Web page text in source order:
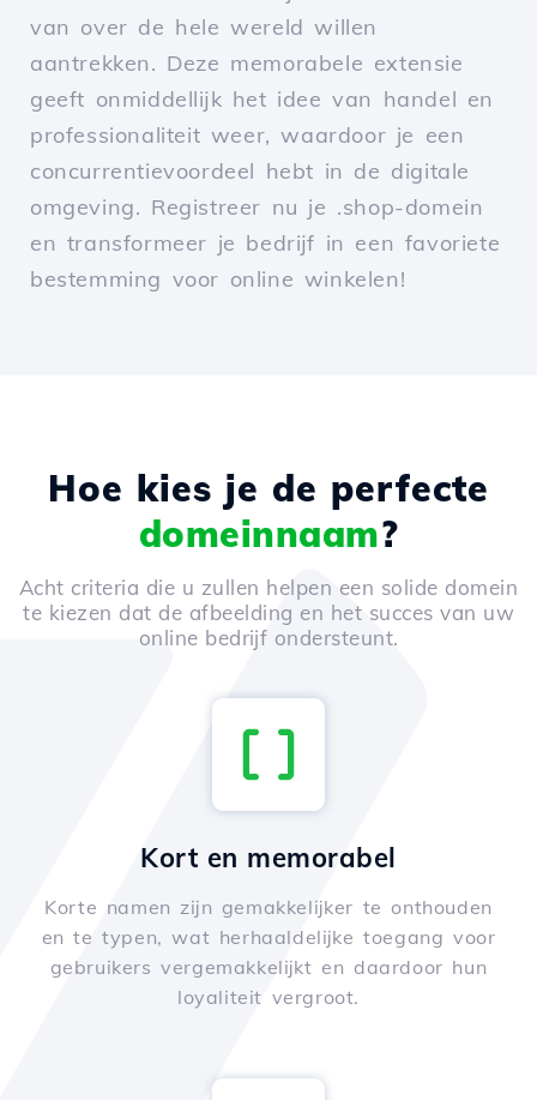
van over de hele wereld willen
aantrekken. Deze memorabele extensie
geeft onmiddellijk het idee van handel en
professionaliteit weer, waardoor je een
concurrentievoordeel hebt in de digitale
omgeving. Registreer nu je .shop-domein
en transformeer je bedrijf in een favoriete
bestemming voor online winkelen!
Hoe kies je de perfecte
domeinnaam?
Acht criteria die u zullen helpen een solide domein
te kiezen dat de afbeelding en het succes van uw
online bedrijf ondersteunt.
Kort en memorabel
Korte namen zijn gemakkelijker te onthouden
en te typen, wat herhaaldelijke toegang voor
gebruikers vergemakkelijkt en daardoor hun
loyaliteit vergroot.